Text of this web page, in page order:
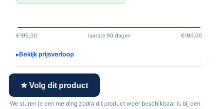
€199,00 laatste 90 dagen €199,00
Bekijk prijsverloop
★ Volg dit product
We sturen je een melding zodra dit product weer beschikbaar is bij een